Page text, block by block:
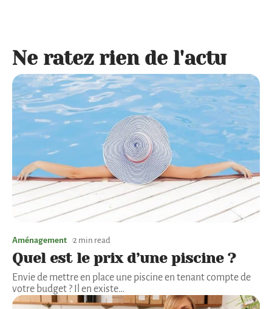
Ne ratez rien de l'actu
Aménagement 2 min read
Quel est le prix d’une piscine ?
Envie de mettre en place une piscine en tenant compte de
votre budget ? Il en existe…